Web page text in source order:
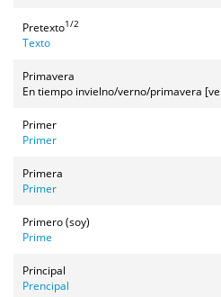
Pretexto1/2
Texto
Primavera
En tiempo invielno/verno/primavera
Primer
Primer
Primera
Primer
Primero (soy)
Prime
Principal
Prencipal